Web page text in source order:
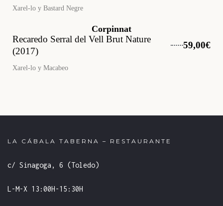
Xarel-lo y Bastard Negre
Corpinnat
Recaredo Serral del Vell Brut Nature
(2017)
59,00€
Xarel-lo y Macabeo
LA CÁBALA TABERNA – RESTAURANTE
c/ Sinagoga, 6 (Toledo)
L-M-X 13:00H-15:30H